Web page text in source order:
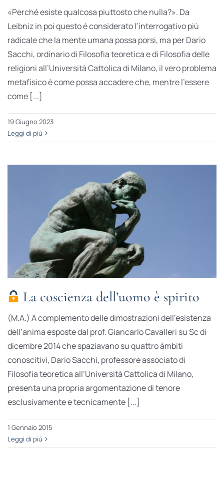
«Perché esiste qualcosa piuttosto che nulla?». Da
Leibniz in poi questo è considerato l’interrogativo più
radicale che la mente umana possa porsi, ma per Dario
Sacchi, ordinario di Filosofia teoretica e di Filosofia delle
religioni all’Università Cattolica di Milano, il vero problema
metafisico è come possa accadere che, mentre l’essere
come [...]
19 Giugno 2023
Leggi di più
La coscienza dell’uomo è spirito
(M.A.) A complemento delle dimostrazioni dell’esistenza
dell’anima esposte dal prof. Giancarlo Cavalleri su Sc di
dicembre 2014 che spaziavano su quattro àmbiti
conoscitivi, Dario Sacchi, professore associato di
Filosofia teoretica all’Università Cattolica di Milano,
presenta una propria argomentazione di tenore
esclusivamente e tecnicamente [...]
1 Gennaio 2015
Leggi di più